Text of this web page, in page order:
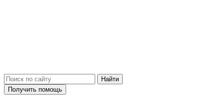
Получить помощь